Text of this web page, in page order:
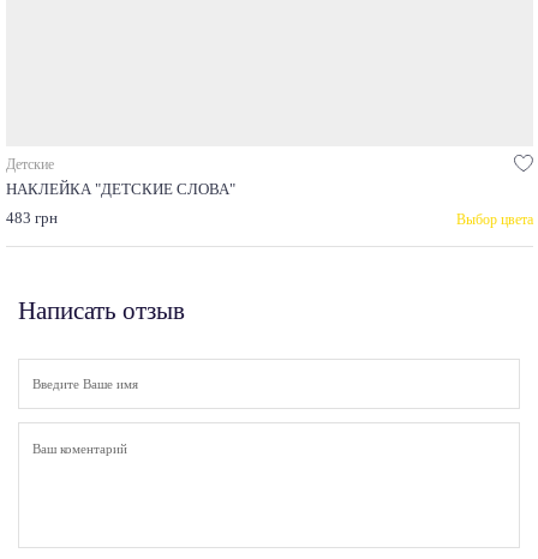
Детские
НАКЛЕЙКА "ДЕТСКИЕ СЛОВА"
483 грн
Выбор цвета
Написать отзыв